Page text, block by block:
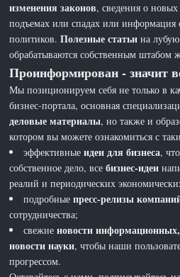
изменения законов, сведения о
подъемах или спадах или информация
политиков.Полезные статьи на
обрабатываются собственным штабом
Проинформирован - значит
Мы позиционируем себя не только в
бизнес-портала, основная
деловые материалы, но также и
котором вы можете ознакомиться с
эффективныеидеи для бизнеса,
собственное дело, всебизнес-идеи
реалий и периодических
подробныепресс-релизы
сотрудничества;
свежиеновости
новости науки, чтобы наши
прогрессом.